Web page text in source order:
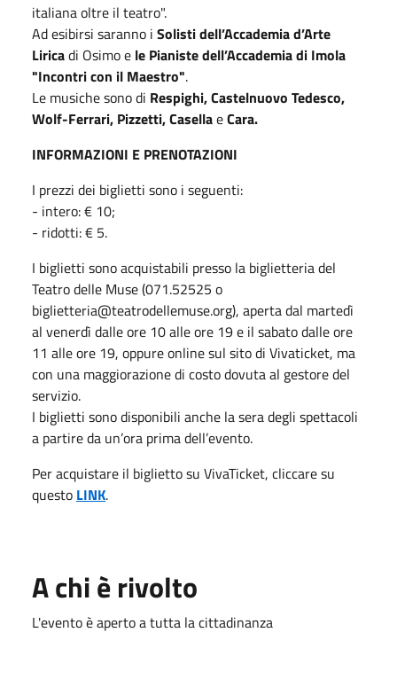
italiana oltre il teatro".
Ad esibirsi saranno i Solisti dell’Accademia d’Arte
Liricadi Osimo e le Pianiste dell’Accademia di Imola
"Incontri con il Maestro".
Le musiche sono di Respighi, Castelnuovo Tedesco,
Wolf-Ferrari, Pizzetti, CasellaeCara.
INFORMAZIONI E PRENOTAZIONI
I prezzi dei biglietti sono i seguenti:
- intero: € 10;
- ridotti: € 5.
I biglietti sono acquistabili presso la biglietteria del
Teatro delle Muse (071.52525 o
biglietteria@teatrodellemuse.org), aperta dal martedì
al venerdì dalle ore 10 alle ore 19 e il sabato dalle ore
11 alle ore 19, oppure online sul sito di Vivaticket, ma
con una maggiorazione di costo dovuta al gestore del
servizio.
I biglietti sono disponibili anche la sera degli spettacoli
a partire da un’ora prima dell’evento.
Per acquistare il biglietto su VivaTicket, cliccare su
questo LINK.
A chi è rivolto
L'evento è aperto a tutta la cittadinanza